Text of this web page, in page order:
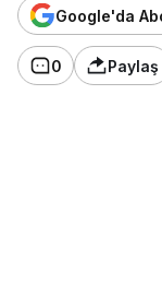
Google'da
0 Paylaş